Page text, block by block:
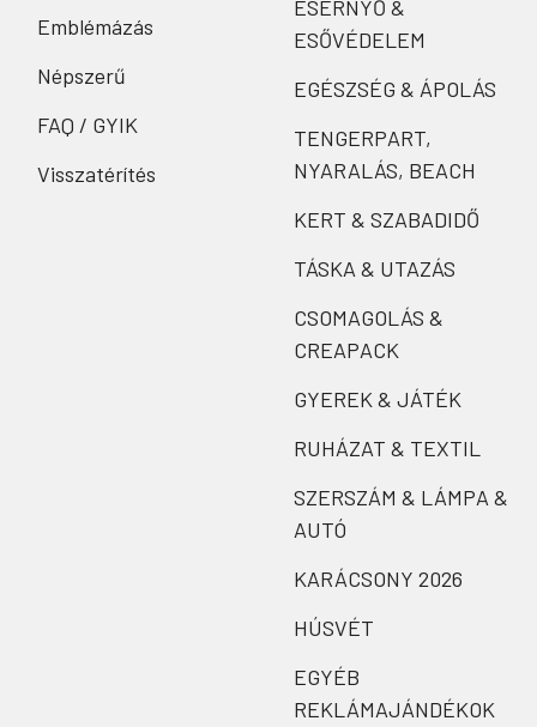
Emblémázás
Népszerű
FAQ / GYIK
Visszatérítés
ESERNYŐ &
ESŐVÉDELEM
EGÉSZSÉG & ÁPOLÁS
TENGERPART,
NYARALÁS, BEACH
KERT & SZABADIDŐ
TÁSKA & UTAZÁS
CSOMAGOLÁS &
CREAPACK
GYEREK & JÁTÉK
RUHÁZAT & TEXTIL
SZERSZÁM & LÁMPA &
AUTÓ
KARÁCSONY 2026
HÚSVÉT
EGYÉB
REKLÁMAJÁNDÉKOK